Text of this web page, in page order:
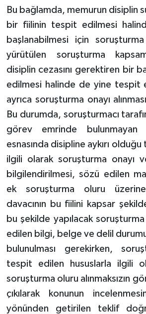
Bu bağlamda, memurun disiplin
bir fiilinin tespit edilmesi
başlanabilmesi için soruşturma
yürütülen soruşturma
disiplin cezasını gerektiren bir
edilmesi halinde de yine tespit
ayrıca soruşturma onayı
Bu durumda, soruşturmacı
görev emrinde bulunmayan
esnasında disipline aykırı
ilgili olarak soruşturma onayı
bilgilendirilmesi, sözü edilen
ek soruşturma oluru üzerine
davacının bu fiilini kapsar
bu şekilde yapılacak
edilen bilgi, belge ve delil
bulunulması gerekirken,
tespit edilen hususlarla ilgili
soruşturma oluru alınmaksızın
çıkılarak konunun
yönünden getirilen teklif